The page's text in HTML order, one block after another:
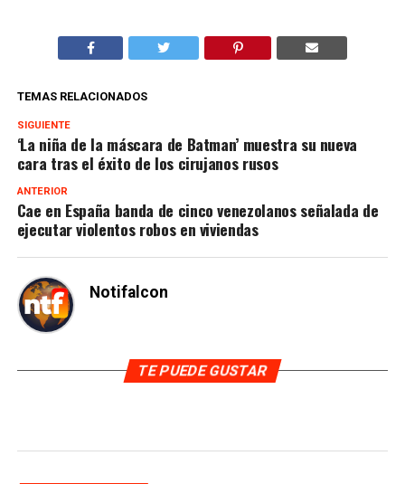
TEMAS RELACIONADOS
SIGUIENTE
‘La niña de la máscara de Batman’ muestra su nueva
cara tras el éxito de los cirujanos rusos
ANTERIOR
Cae en España banda de cinco venezolanos señalada de
ejecutar violentos robos en viviendas
Notifalcon
TE PUEDE GUSTAR